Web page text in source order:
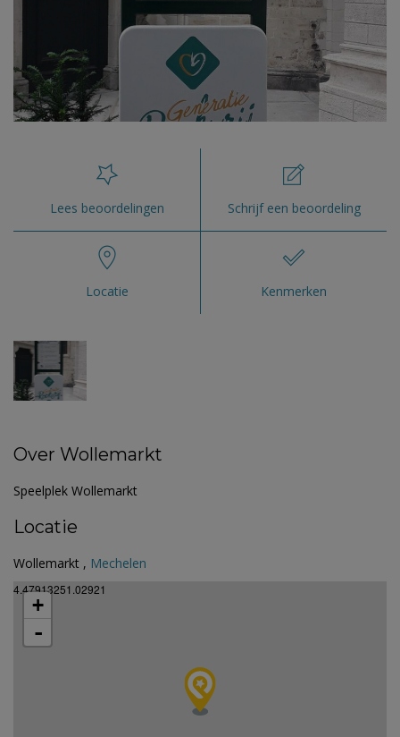
Lees beoordelingen Schrijf een beoordeling
Locatie Kenmerken
Over Wollemarkt
Speelplek Wollemarkt
Locatie
Wollemarkt , Mechelen
4.47913251.02921
+
-